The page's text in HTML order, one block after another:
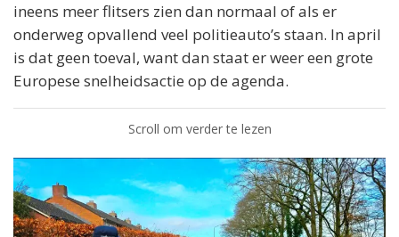
ineens meer flitsers zien dan normaal of als er
onderweg opvallend veel politieauto’s staan. In april
is dat geen toeval, want dan staat er weer een grote
Europese snelheidsactie op de agenda.
Scroll om verder te lezen